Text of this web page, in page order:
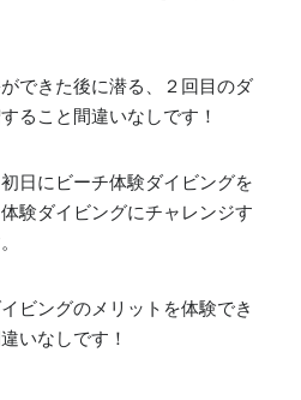
できた後に潜る、２回目のダ
ること間違いなしです！
日にビーチ体験ダイビングを
験ダイビングにチャレンジす
ビングのメリットを体験でき
いなしです！